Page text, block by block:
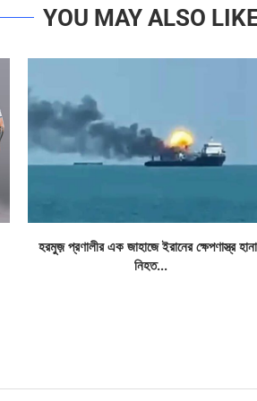
YOU MAY ALSO
হরমুজ় প্রণালীর এক জাহাজে ইরানের ক্ষেপণাস্ত্র
নিহত...